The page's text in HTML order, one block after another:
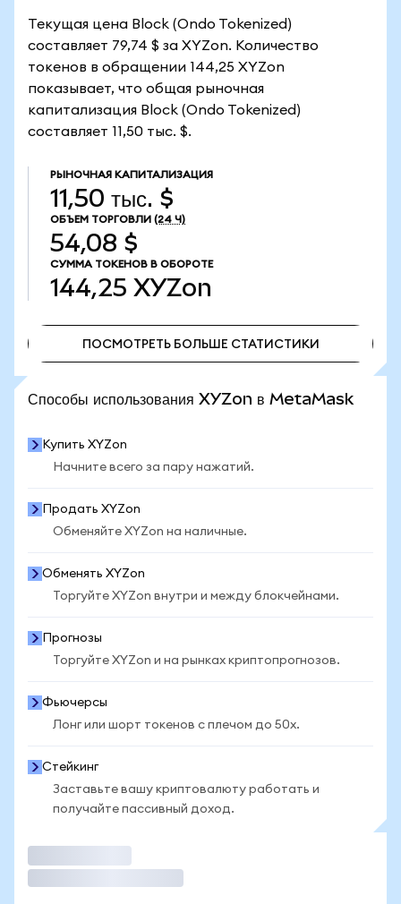
Текущая цена Block (Ondo Tokenized)
составляет 79,74 $ за XYZon. Количество
токенов в обращении 144,25 XYZon
показывает, что общая рыночная
капитализация Block (Ondo Tokenized)
составляет 11,50 тыс. $.
РЫНОЧНАЯ КАПИТАЛИЗАЦИЯ
11,50 тыс. $
ОБЪЕМ ТОРГОВЛИ (24 Ч)
54,08 $
СУММА ТОКЕНОВ В ОБОРОТЕ
144,25 XYZon
ПОСМОТРЕТЬ БОЛЬШЕ СТАТИСТИКИ
Способы использования XYZon в MetaMask
Купить XYZon
Начните всего за пару нажатий.
Продать XYZon
Обменяйте XYZon на наличные.
Обменять XYZon
Торгуйте XYZon внутри и между блокчейнами.
Прогнозы
Торгуйте XYZon и на рынках криптопрогнозов.
Фьючерсы
Лонг или шорт токенов с плечом до 50x.
Стейкинг
Заставьте вашу криптовалюту работать и
получайте пассивный доход.